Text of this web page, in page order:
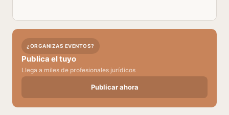
¿ORGANIZAS EVENTOS?
Publica el tuyo
Llega a miles de profesionales jurídicos
Publicar ahora